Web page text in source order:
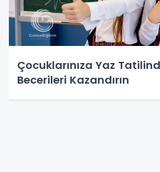
Çocuklarınıza Yaz
Becerileri Kazandırın